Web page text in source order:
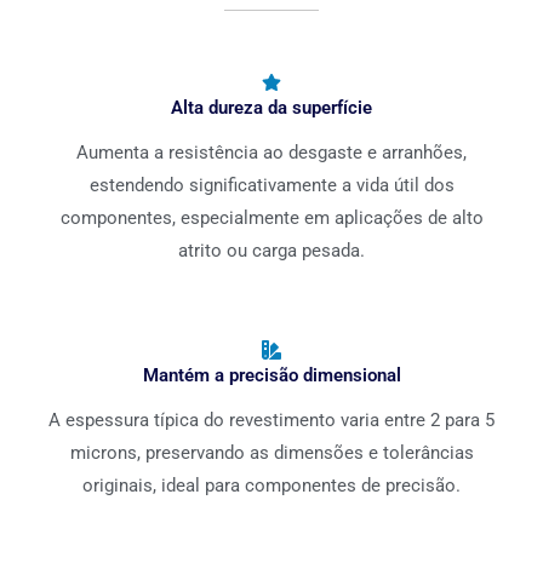
Alta dureza da superfície
Aumenta a resistência ao desgaste e arranhões,
estendendo significativamente a vida útil dos
componentes, especialmente em aplicações de alto
atrito ou carga pesada.
Mantém a precisão dimensional
A espessura típica do revestimento varia entre 2 para 5
microns, preservando as dimensões e tolerâncias
originais, ideal para componentes de precisão.